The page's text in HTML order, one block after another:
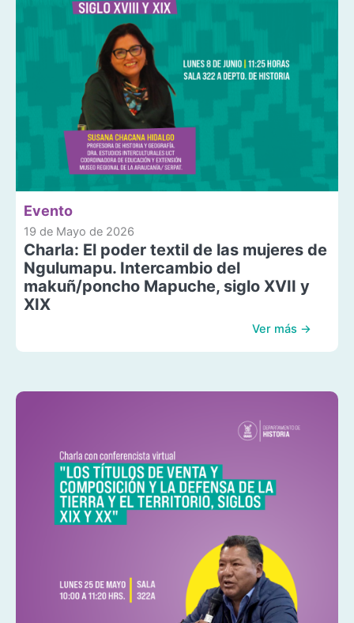
Evento
19 de Mayo de 2026
Charla: El poder textil de las mujeres de
Ngulumapu. Intercambio del
makuñ/poncho Mapuche, siglo XVII y
XIX
Ver más →